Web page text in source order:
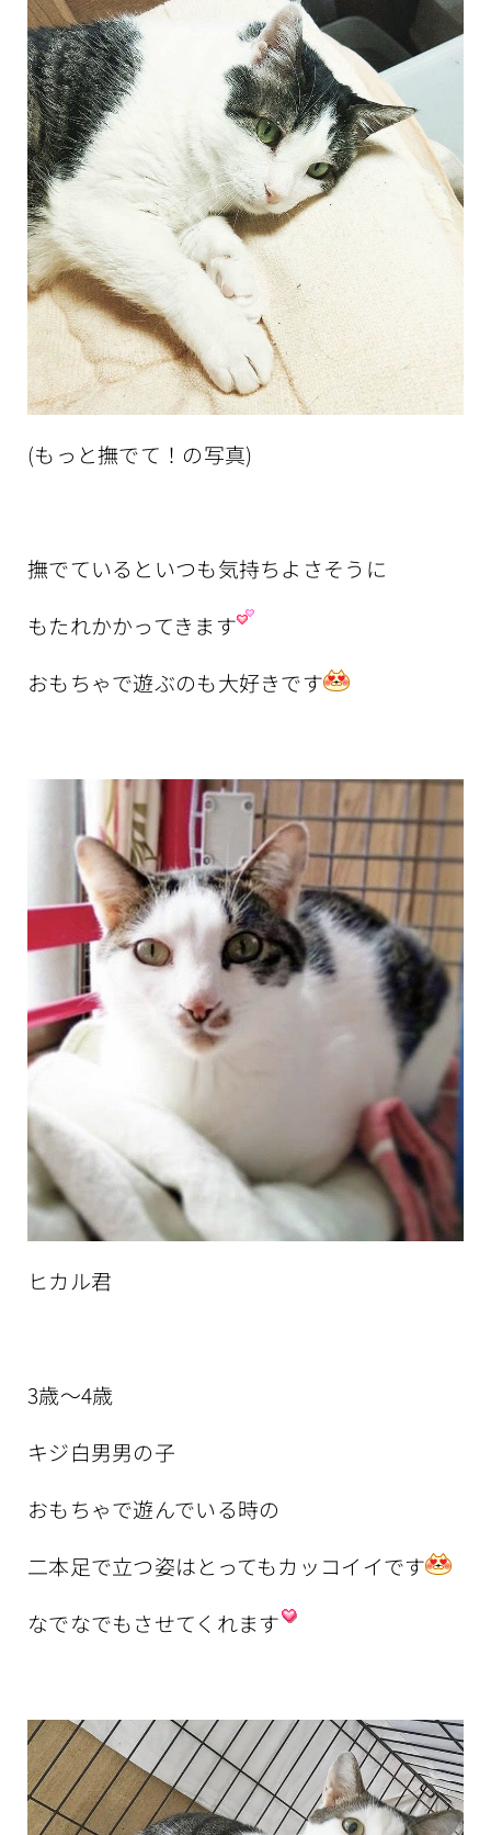
(もっと撫でて！の写真)
撫でているといつも気持ちよさそうに
もたれかかってきます
おもちゃで遊ぶのも大好きです
ヒカル君
3歳～4歳
キジ白男男の子
おもちゃで遊んでいる時の
二本足で立つ姿はとってもカッコイイです
なでなでもさせてくれます